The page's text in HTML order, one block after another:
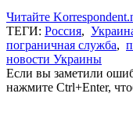
Читайте
ТЕГИ: Россия,
пограничная служба,
новости Украины
Если вы заметили
нажмите Ctrl+Enter,